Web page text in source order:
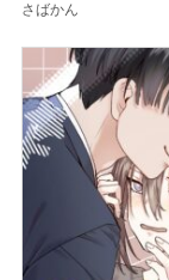
さばかん